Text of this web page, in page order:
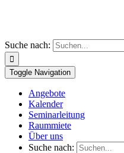
Suche nach:
Toggle Navigation
Angebote
Kalender
Seminarleitung
Raummiete
Über uns
Suche nach: